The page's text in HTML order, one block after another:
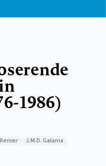
1986)
J.M.D. Galama